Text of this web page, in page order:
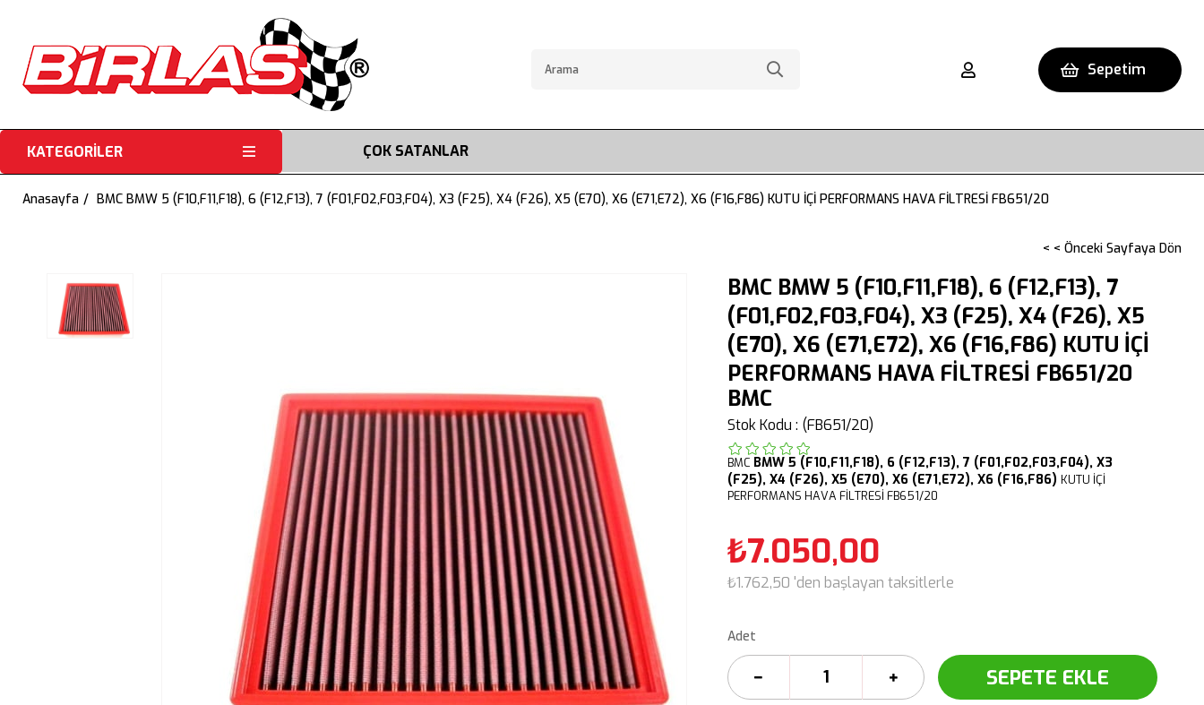
Sepetim
KATEGORİLER ÇOK SATANLAR
Anasayfa BMC BMW 5 (F10,F11,F18), 6 (F12,F13), 7 (F01,F02,F03,F04), X3 (F25), X4 (F26), X5 (E70), X6 (E71,E72), X6 (F16,F86) KUTU İÇİ PERFORMANS HAVA FİLTRESİ FB651/20
< < Önceki Sayfaya Dön
BMC BMW 5 (F10,F11,F18), 6 (F12,F13), 7
(F01,F02,F03,F04), X3 (F25), X4 (F26), X5
(E70), X6 (E71,E72), X6 (F16,F86) KUTU İÇİ
PERFORMANS HAVA FİLTRESİ FB651/20
BMC
Stok Kodu (FB651/20)
BMC BMW 5 (F10,F11,F18), 6 (F12,F13), 7 (F01,F02,F03,F04), X3
(F25), X4 (F26), X5 (E70), X6 (E71,E72), X6 (F16,F86) KUTU İÇİ
PERFORMANS HAVA FİLTRESİ FB651/20
₺7.050,00
₺1.762,50 'den başlayan taksitlerle
Adet